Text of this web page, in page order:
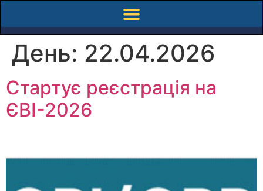
День: 22.04.2026
Стартує реєстрація на
ЄВІ-2026